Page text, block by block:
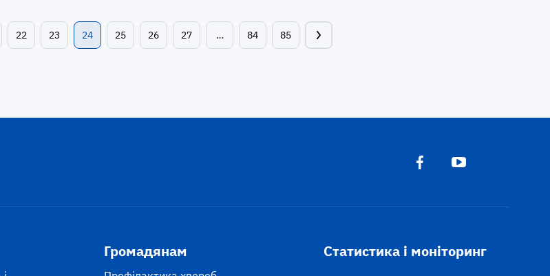
22 23 24 25 26 27 … 84 85
Громадянам Статистика і моніторинг